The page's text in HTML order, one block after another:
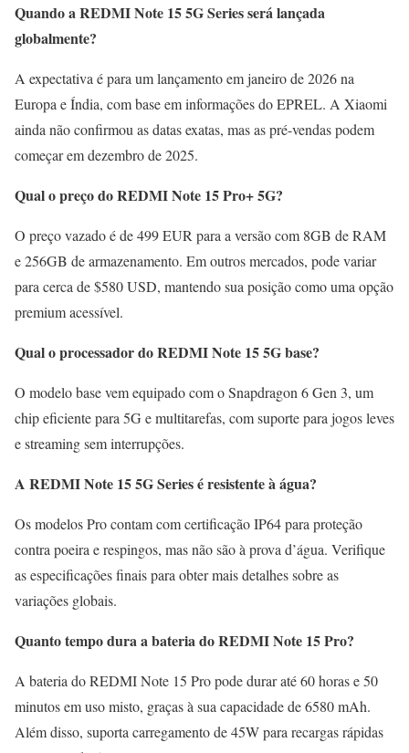
Quando a REDMI Note 15 5G Series será lançada
globalmente?
A expectativa é para um lançamento em janeiro de 2026 na
Europa e Índia, com base em informações do EPREL. A Xiaomi
ainda não confirmou as datas exatas, mas as pré-vendas podem
começar em dezembro de 2025.
Qual o preço do REDMI Note 15 Pro+ 5G?
O preço vazado é de 499 EUR para a versão com 8GB de RAM
e 256GB de armazenamento. Em outros mercados, pode variar
para cerca de $580 USD, mantendo sua posição como uma opção
premium acessível.
Qual o processador do REDMI Note 15 5G base?
O modelo base vem equipado com o Snapdragon 6 Gen 3, um
chip eficiente para 5G e multitarefas, com suporte para jogos leves
e streaming sem interrupções.
A REDMI Note 15 5G Series é resistente à água?
Os modelos Pro contam com certificação IP64 para proteção
contra poeira e respingos, mas não são à prova d’água. Verifique
as especificações finais para obter mais detalhes sobre as
variações globais.
Quanto tempo dura a bateria do REDMI Note 15 Pro?
A bateria do REDMI Note 15 Pro pode durar até 60 horas e 50
minutos em uso misto, graças à sua capacidade de 6580 mAh.
Além disso, suporta carregamento de 45W para recargas rápidas